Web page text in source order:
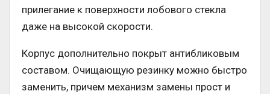
прилегание к поверхности лобового стекла
даже на высокой скорости.
Корпус дополнительно покрыт антибликовым
составом. Очищающую резинку можно быстро
заменить, причем механизм замены прост и